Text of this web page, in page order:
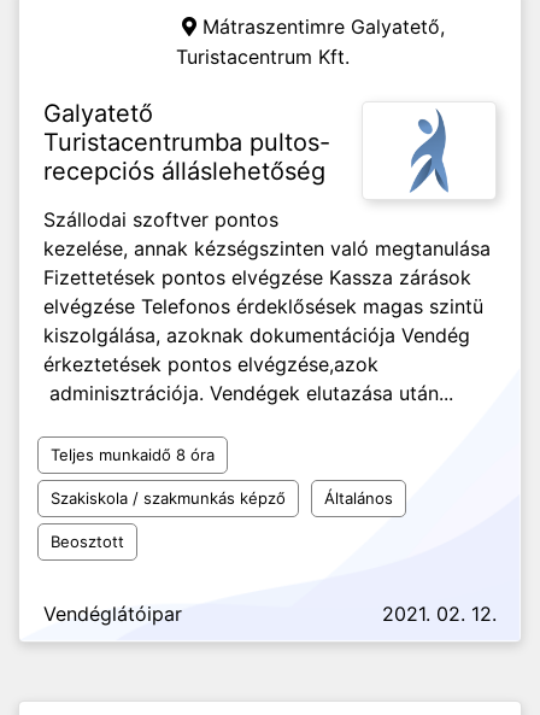
Mátraszentimre Galyatető,
Turistacentrum Kft.
Galyatető
Turistacentrumba pultos-
recepciós álláslehetőség
Szállodai szoftver pontos
kezelése, annak kézségszinten való megtanulása
Fizettetések pontos elvégzése Kassza zárások
elvégzése Telefonos érdeklősések magas szintü
kiszolgálása, azoknak dokumentációja Vendég
érkeztetések pontos elvégzése,azok
adminisztrációja. Vendégek elutazása után...
Teljes munkaidő 8 óra
Szakiskola / szakmunkás képző Általános
Beosztott
Vendéglátóipar 2021. 02. 12.